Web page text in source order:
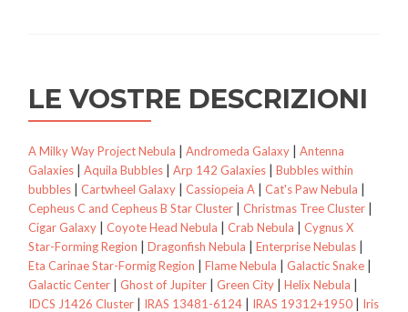
LE VOSTRE DESCRIZIONI
A Milky Way Project Nebula | Andromeda Galaxy | Antenna
Galaxies | Aquila Bubbles | Arp 142 Galaxies | Bubbles within
bubbles | Cartwheel Galaxy | Cassiopeia A | Cat's Paw Nebula |
Cepheus C and Cepheus B Star Cluster | Christmas Tree Cluster |
Cigar Galaxy | Coyote Head Nebula | Crab Nebula | Cygnus X
Star-Forming Region | Dragonfish Nebula | Enterprise Nebulas |
Eta Carinae Star-Formig Region | Flame Nebula | Galactic Snake |
Galactic Center | Ghost of Jupiter | Green City | Helix Nebula |
IDCS J1426 Cluster | IRAS 13481-6124 | IRAS 19312+1950 | Iris